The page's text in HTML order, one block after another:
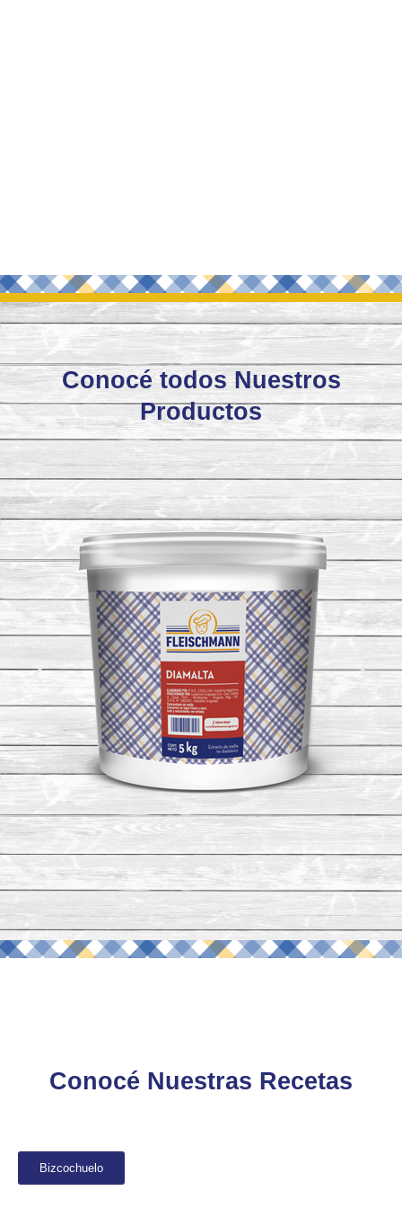
Conocé todosNuestros
Productos
Conocé Nuestras Recetas
Bizcochuelo